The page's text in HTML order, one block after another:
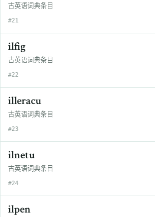
古英语词典条目
#21
ilfig
古英语词典条目
#22
illeracu
古英语词典条目
#23
ilnetu
古英语词典条目
#24
ilpen